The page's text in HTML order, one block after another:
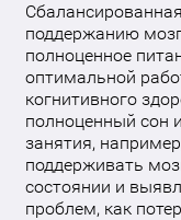
поддержанию
полноценное
оптимальной
когнитивного
полноценный сон
занятия,
поддерживать
состоянии и
проблем, как